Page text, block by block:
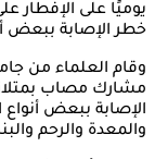
يوميًا على الإفطار
خطر الإصابة ببعض
مشارك مصاب
الإصابة ببعض
والمعدة والرحم